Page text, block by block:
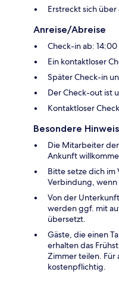
Erstreckt sich
Anreise/Abreise
Check-in ab:
Ein kontaktloser
Später Check-in
Der Check-out ist
Kontaktloser
Besondere
Die Mitarbeiter
Ankunft
Bitte setze dich
Verbindung, wenn
Von der
werden ggf. mit
übersetzt.
Gäste, die einen
erhalten das
Zimmer teilen. Für
kostenpflichtig.